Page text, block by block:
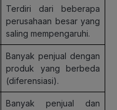
Terdiri dari beberapa
perusahaan besar yang
saling mempengaruhi.
Banyak penjual dengan
produk yang berbeda
(diferensiasi).
Banyak penjual dan